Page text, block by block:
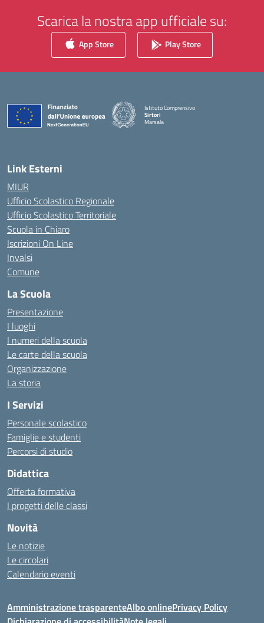
Scarica la nostra app ufficiale su:
App Store Play Store
Istituto Comprensivo
Sirtori
Marsala
Link Esterni
MIUR
Ufficio Scolastico Regionale
Ufficio Scolastico Territoriale
Scuola in Chiaro
Iscrizioni On Line
Invalsi
Comune
La Scuola
Presentazione
I luoghi
I numeri della scuola
Le carte della scuola
Organizzazione
La storia
I Servizi
Personale scolastico
Famiglie e studenti
Percorsi di studio
Didattica
Offerta formativa
I progetti delle classi
Novità
Le notizie
Le circolari
Calendario eventi
Amministrazione trasparenteAlbo onlinePrivacy Policy